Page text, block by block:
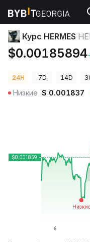
Цены криптовалют
Курс HERMES
$0.00185894
24H 7D 14D
Низкие $ 0.001837